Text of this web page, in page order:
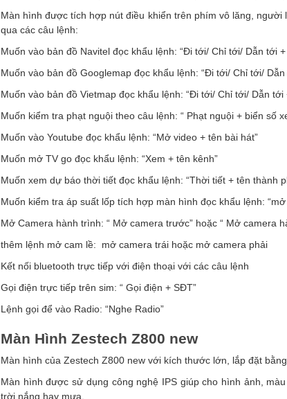
Màn hình được tích hợp nút điều khiển trên phím vô lăng,
qua các câu lệnh:
Muốn vào bản đồ Navitel đọc khẩu lệnh: “Đi tới/ Chỉ tới/ Dẫn tới
Muốn vào bản đồ Googlemap đọc khẩu lệnh: “Đi tới/ Chỉ tới/
Muốn vào bản đồ Vietmap đọc khẩu lệnh: “Đi tới/ Chỉ tới/ Dẫn tới
Muốn kiểm tra phạt nguội theo câu lệnh: “ Phạt nguội + biển số
Muốn vào Youtube đọc khẩu lệnh: “Mở video + tên bài hát”
Muốn mở TV go đọc khẩu lệnh: “Xem + tên kênh”
Muốn xem dự báo thời tiết đọc khẩu lệnh: “Thời tiết + tên thành
Muốn kiểm tra áp suất lốp tích hợp màn hình đọc khẩu lệnh: “mở
Mở Camera hành trình: “ Mở camera trước” hoặc “ Mở camera
thêm lệnh mở cam lề: mở camera trái hoặc mở camera phải
Kết nối bluetooth trực tiếp với điện thoại với các câu lệnh
Gọi điện trực tiếp trên sim: “ Gọi điện + SĐT”
Lệnh gọi để vào Radio: “Nghe Radio”
Màn Hình Zestech Z800 new
Màn hình của Zestech Z800 new với kích thước lớn, lắp đặt
Màn hình được sử dụng công nghệ IPS giúp cho hình ảnh,
trời nắng hay mưa.